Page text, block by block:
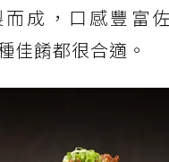
成，口感豐富
佳餚都很合適。